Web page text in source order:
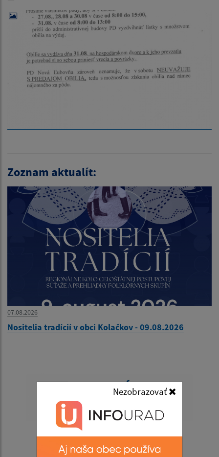
Nezobrazovať
Zoznam aktualít:
07.08.2026
Nositelia tradícií v obci Kolačkov - 09.08.2026